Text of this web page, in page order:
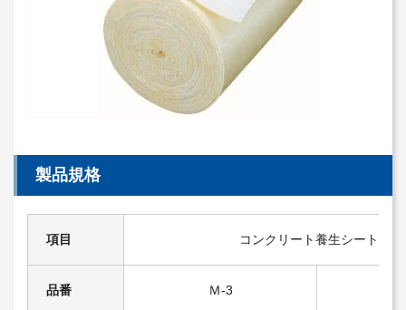
製品規格
項目 コンクリート養生シート
品番 Ｍ-3